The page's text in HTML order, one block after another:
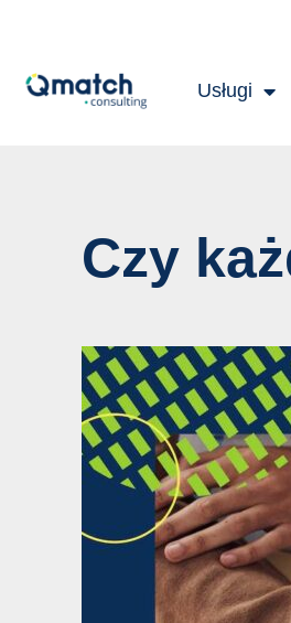
content
Usługi
Czy